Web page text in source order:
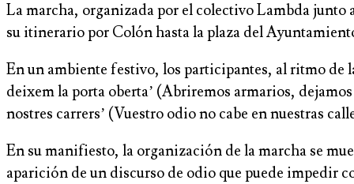
La marcha, organizada por el colectivo Lambda junto
su itinerario por Colón hasta la plaza del
En un ambiente festivo, los participantes, al ritmo de
deixem la porta oberta’ (Abriremos armarios,
nostres carrers’ (Vuestro odio no cabe en nuestras
En su manifiesto, la organización de la marcha se
aparición de un discurso de odio que puede impedir